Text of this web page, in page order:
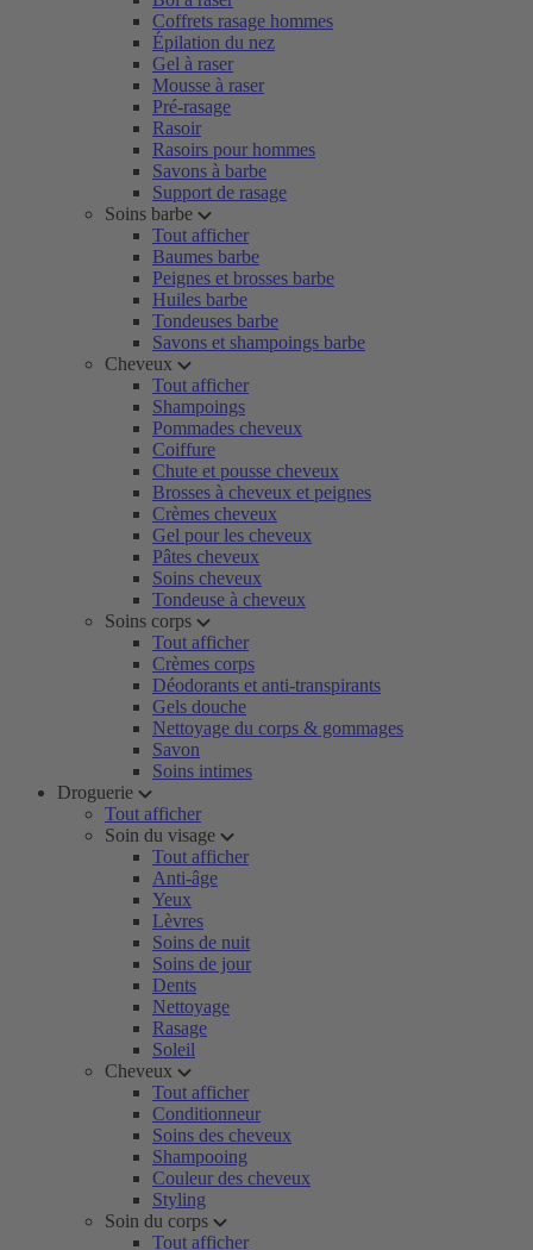
Coffrets rasage hommes
Épilation du nez
Gel à raser
Mousse à raser
Pré-rasage
Rasoir
Rasoirs pour hommes
Savons à barbe
Support de rasage
Soins barbe
Tout afficher
Baumes barbe
Peignes et brosses barbe
Huiles barbe
Tondeuses barbe
Savons et shampoings barbe
Cheveux
Tout afficher
Shampoings
Pommades cheveux
Coiffure
Chute et pousse cheveux
Brosses à cheveux et peignes
Crèmes cheveux
Gel pour les cheveux
Pâtes cheveux
Soins cheveux
Tondeuse à cheveux
Soins corps
Tout afficher
Crèmes corps
Déodorants et anti-transpirants
Gels douche
Nettoyage du corps & gommages
Savon
Soins intimes
Droguerie
Tout afficher
Soin du visage
Tout afficher
Anti-âge
Yeux
Lèvres
Soins de nuit
Soins de jour
Dents
Nettoyage
Rasage
Soleil
Cheveux
Tout afficher
Conditionneur
Soins des cheveux
Shampooing
Couleur des cheveux
Styling
Soin du corps
Tout afficher